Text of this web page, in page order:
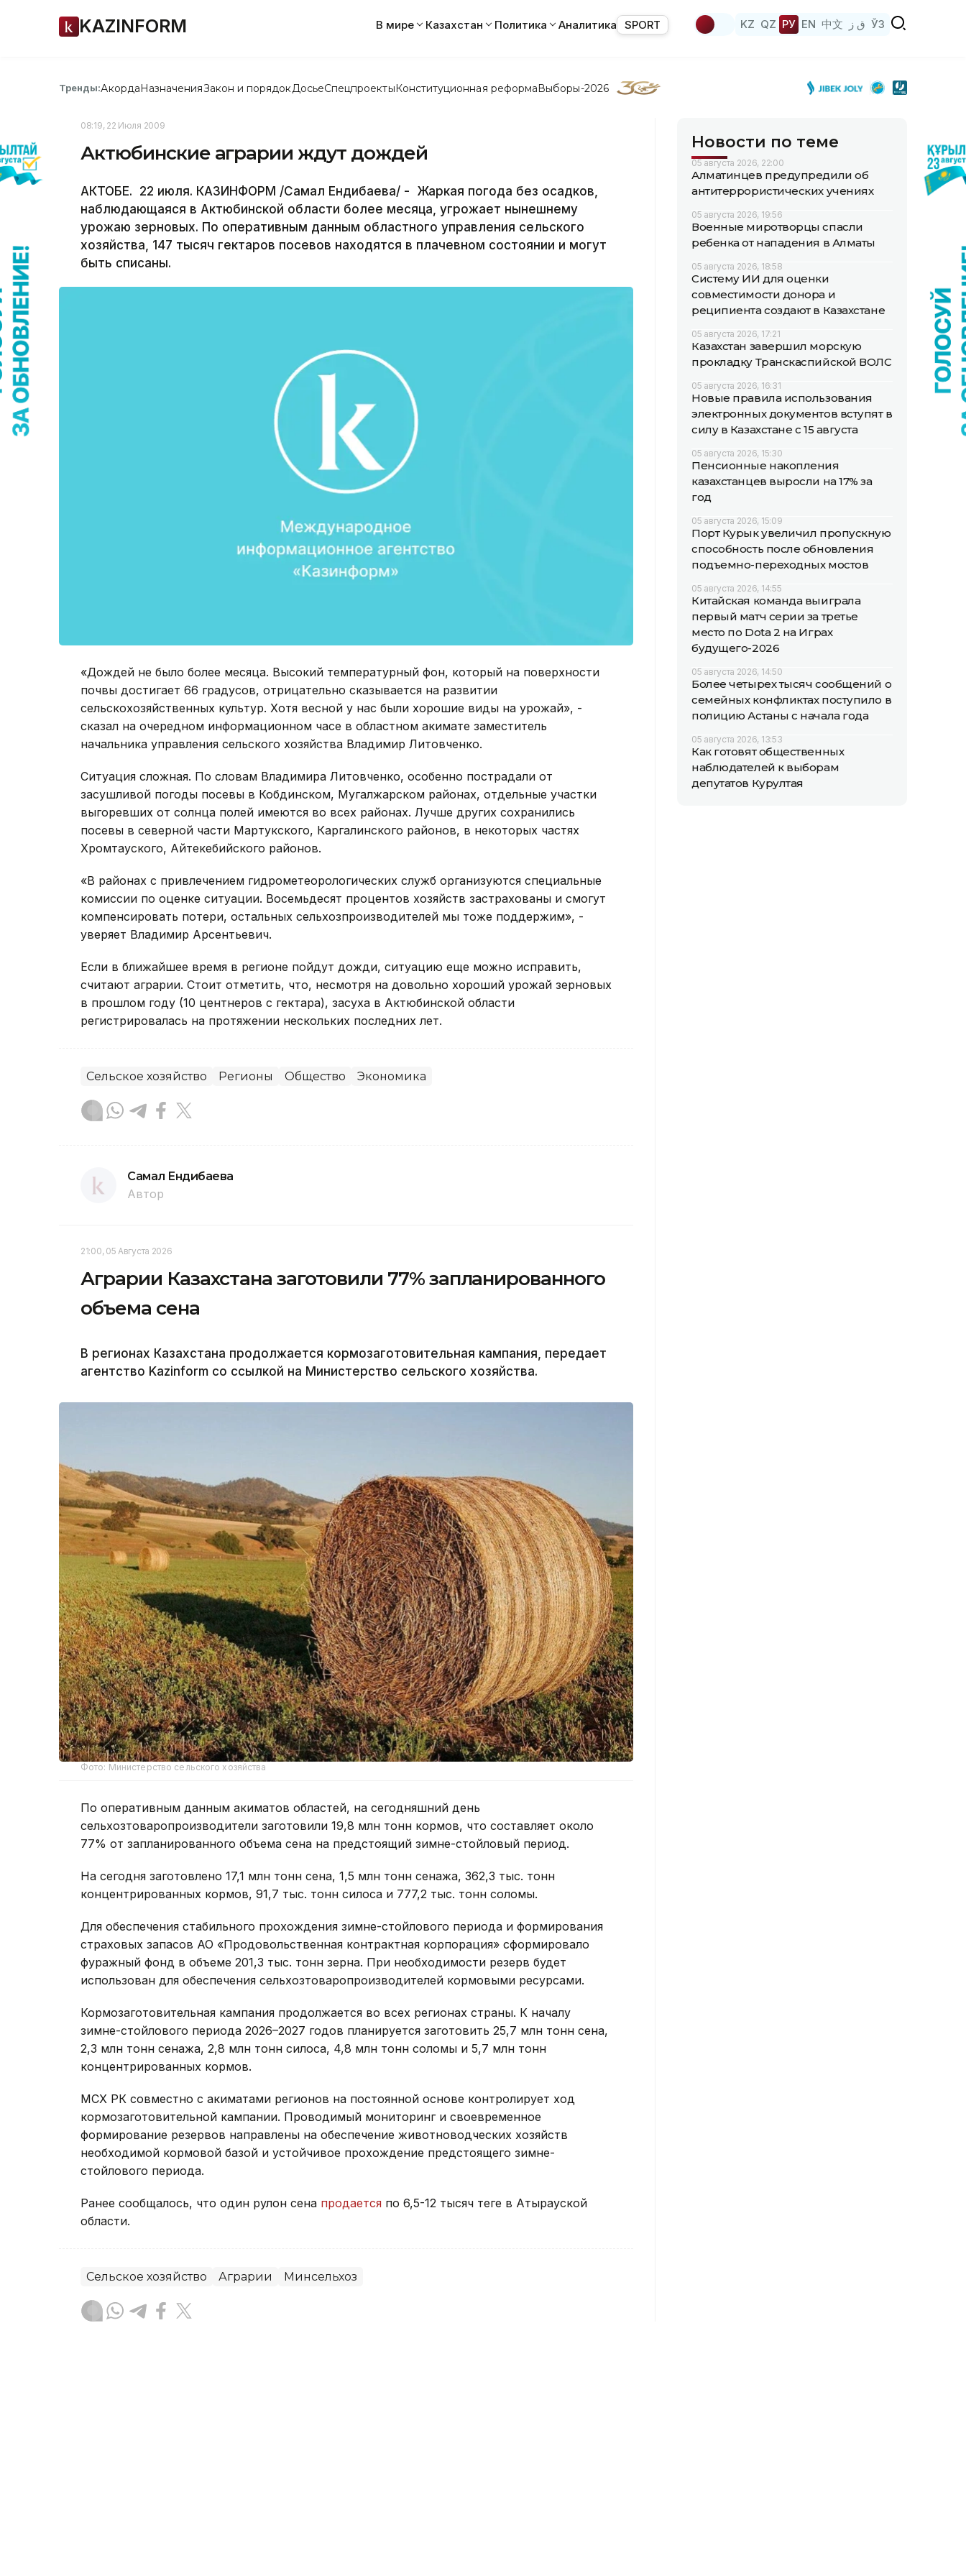
KAZINFORM В мире Казахстан Политика Аналитика SPORT KZ QZ РУ EN 中文 ق ز ЎЗ
Тренды:АкордаНазначенияЗакон и порядок ДосьеСпецпроектыКонституционная реформаВыборы-2026
08:19, 22 Июля 2009
Актюбинские аграрии ждут дождей
АКТОБЕ. 22 июля. КАЗИНФОРМ /Самал Ендибаева/ - Жаркая погода без осадков,
наблюдающаяся в Актюбинской области более месяца, угрожает нынешнему
урожаю зерновых. По оперативным данным областного управления сельского
хозяйства, 147 тысяч гектаров посевов находятся в плачевном состоянии и могут
быть списаны.
«Дождей не было более месяца. Высокий температурный фон, который на поверхности
почвы достигает 66 градусов, отрицательно сказывается на развитии
сельскохозяйственных культур. Хотя весной у нас были хорошие виды на урожай», -
сказал на очередном информационном часе в областном акимате заместитель
начальника управления сельского хозяйства Владимир Литовченко.
Ситуация сложная. По словам Владимира Литовченко, особенно пострадали от
засушливой погоды посевы в Кобдинском, Мугалжарском районах, отдельные участки
выгоревших от солнца полей имеются во всех районах. Лучше других сохранились
посевы в северной части Мартукского, Каргалинского районов, в некоторых частях
Хромтауского, Айтекебийского районов.
«В районах с привлечением гидрометеорологических служб организуются специальные
комиссии по оценке ситуации. Восемьдесят процентов хозяйств застрахованы и смогут
компенсировать потери, остальных сельхозпроизводителей мы тоже поддержим», -
уверяет Владимир Арсентьевич.
Если в ближайшее время в регионе пойдут дожди, ситуацию еще можно исправить,
считают аграрии. Стоит отметить, что, несмотря на довольно хороший урожай зерновых
в прошлом году (10 центнеров с гектара), засуха в Актюбинской области
регистрировалась на протяжении нескольких последних лет.
Сельское хозяйство Регионы Общество Экономика
Самал Ендибаева
Автор
21:00, 05 Августа 2026
Аграрии Казахстана заготовили 77% запланированного
объема сена
В регионах Казахстана продолжается кормозаготовительная кампания, передает
агентство Kazinform со ссылкой на Министерство сельского хозяйства.
Фото: Министерство сельского хозяйства
По оперативным данным акиматов областей, на сегодняшний день
сельхозтоваропроизводители заготовили 19,8 млн тонн кормов, что составляет около
77% от запланированного объема сена на предстоящий зимне-стойловый период.
На сегодня заготовлено 17,1 млн тонн сена, 1,5 млн тонн сенажа, 362,3 тыс. тонн
концентрированных кормов, 91,7 тыс. тонн силоса и 777,2 тыс. тонн соломы.
Для обеспечения стабильного прохождения зимне-стойлового периода и формирования
страховых запасов АО «Продовольственная контрактная корпорация» сформировало
фуражный фонд в объеме 201,3 тыс. тонн зерна. При необходимости резерв будет
использован для обеспечения сельхозтоваропроизводителей кормовыми ресурсами.
Кормозаготовительная кампания продолжается во всех регионах страны. К началу
зимне-стойлового периода 2026–2027 годов планируется заготовить 25,7 млн тонн сена,
2,3 млн тонн сенажа, 2,8 млн тонн силоса, 4,8 млн тонн соломы и 5,7 млн тонн
концентрированных кормов.
МСХ РК совместно с акиматами регионов на постоянной основе контролирует ход
кормозаготовительной кампании. Проводимый мониторинг и своевременное
формирование резервов направлены на обеспечение животноводческих хозяйств
необходимой кормовой базой и устойчивое прохождение предстоящего зимне-
стойлового периода.
Ранее сообщалось, что один рулон сена продается по 6,5-12 тысяч теңге в Атырауской
области.
Сельское хозяйство Аграрии Минсельхоз
Новости по теме
05 августа 2026, 22:00
Алматинцев предупредили об
антитеррористических учениях
05 августа 2026, 19:56
Военные миротворцы спасли
ребенка от нападения в Алматы
05 августа 2026, 18:58
Систему ИИ для оценки
совместимости донора и
реципиента создают в Казахстане
05 августа 2026, 17:21
Казахстан завершил морскую
прокладку Транскаспийской ВОЛС
05 августа 2026, 16:31
Новые правила использования
электронных документов вступят в
силу в Казахстане с 15 августа
05 августа 2026, 15:30
Пенсионные накопления
казахстанцев выросли на 17% за
год
05 августа 2026, 15:09
Порт Курык увеличил пропускную
способность после обновления
подъемно-переходных мостов
05 августа 2026, 14:55
Китайская команда выиграла
первый матч серии за третье
место по Dota 2 на Играх
будущего-2026
05 августа 2026, 14:50
Более четырех тысяч сообщений о
семейных конфликтах поступило в
полицию Астаны с начала года
05 августа 2026, 13:53
Как готовят общественных
наблюдателей к выборам
депутатов Курултая